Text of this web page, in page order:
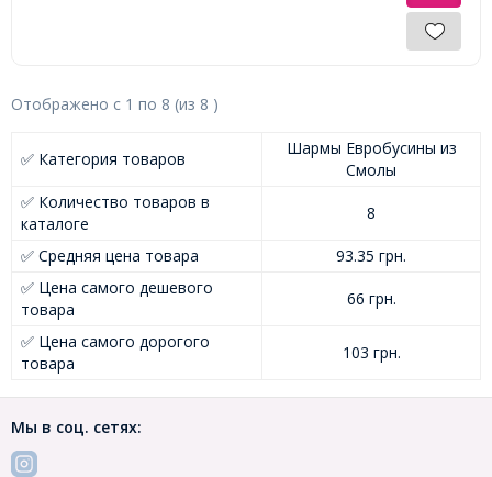
Отображено с 1 по 8 (из 8 )
✅ Категория товаров
Шармы Евробусины из
Смолы
✅ Количество товаров в
каталоге
8
✅ Средняя цена товара
93.35 грн.
✅ Цена самого дешевого
товара
66 грн.
✅ Цена самого дорогого
товара
103 грн.
Мы в соц. сетях: